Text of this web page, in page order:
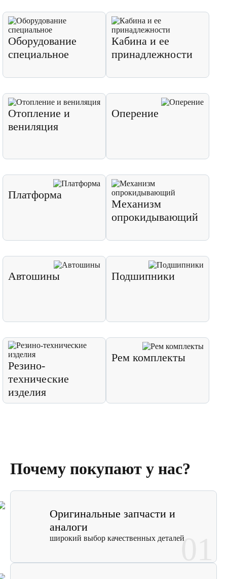
Оборудование
специальное
Кабина и ее
принадлежности
Отопление и
вениляция
Оперение
Платформа
Механизм
опрокидывающий
Автошины Подшипники
Резино-
технические
изделия
Рем комплекты
Почему покупают у нас?
Оригинальные запчасти и
аналоги
широкий выбор качественных деталей01